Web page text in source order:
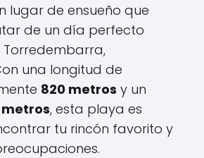
lugar de ensueño que
de un día perfecto
Torredembarra,
una longitud de
820 metros y un
metros, esta playa es
tu rincón favorito y